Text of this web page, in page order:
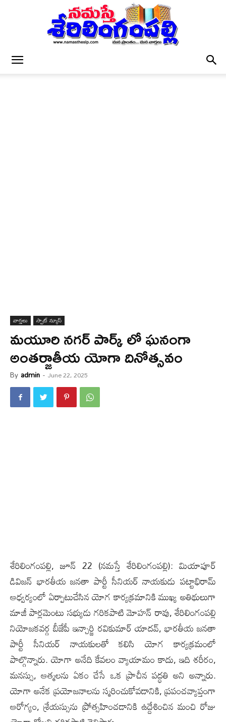
వార్త‌లు స్పాట్ న్యూస్
మయూరి నగర్ పార్క్ లో ఘనంగా
అంతర్జాతీయ యోగా దినోత్సవం
By admin - June 22, 2025
శేరిలింగంప‌ల్లి, జూన్ 22 (న‌మ‌స్తే శేరిలింగంప‌ల్లి): మియాపూర్
డివిజన్ భారతీయ జనతా పార్టీ సీనియర్ నాయకుడు పట్టాభిరామ్
ఆధ్వర్యంలో ఏర్పాటుచేసిన యోగ కార్యక్రమానికి ముఖ్య అతిథులుగా
మాజీ పార్లమెంటు సభ్యుడు గరికపాటి మోహన్ రావు, శేరిలింగంపల్లి
నియోజకవర్గ బీజేపీ ఇన్చార్జి రవికుమార్ యాదవ్, భారతీయ జనతా
పార్టీ సీనియర్ నాయకులతో కలిసి యోగ కార్యక్రమంలో
పాల్గొన్నారు. యోగా అనేది కేవలం వ్యాయామం కాదు, ఇది శరీరం,
మనస్సు, ఆత్మలను ఏకం చేసే ఒక ప్రాచీన పద్ధతి అని అన్నారు.
యోగా అనేక ప్రయోజనాలను స్మరించుకోవడానికి, ప్రపంచవ్యాప్తంగా
ఆరోగ్యం, శ్రేయస్సును ప్రోత్సహించడానికి ఉద్దేశించిన మంచి రోజు